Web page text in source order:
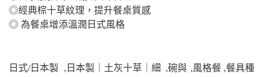
◎經典棕十草紋理，提升餐桌質感
◎ 為餐桌增添溫潤日式風格
日式/日本製 , 日本製｜土灰十草｜細
,碗與 ,風格餐 ,餐具種